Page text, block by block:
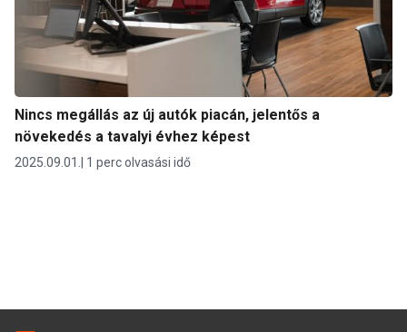
Nincs megállás az új autók piacán, jelentős a
növekedés a tavalyi évhez képest
2025.09.01. 1 perc olvasási idő